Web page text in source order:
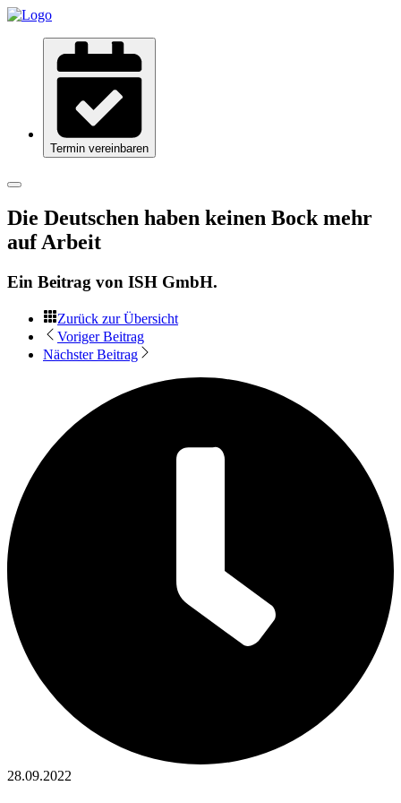
Termin vereinbaren
Die Deutschen haben keinen Bock mehr
auf Arbeit
Ein Beitrag von ISH GmbH.
Zurück zur Übersicht
Voriger Beitrag
Nächster Beitrag
28.09.2022